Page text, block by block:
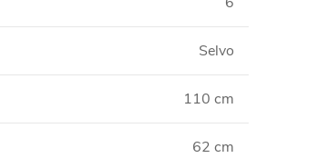
Selvo
110 cm
62 cm